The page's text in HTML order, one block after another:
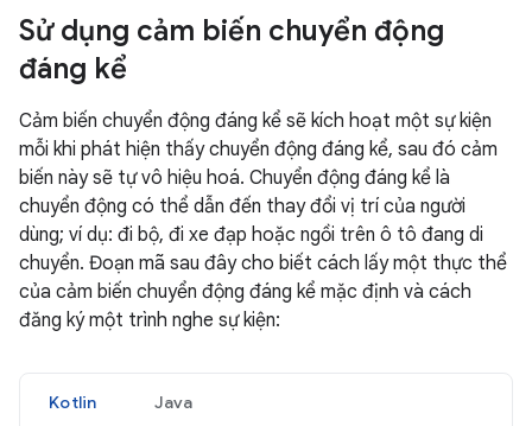
Sử dụng cảm biến chuyển động
đáng kể
Cảm biến chuyển động đáng kể sẽ kích hoạt một sự kiện
mỗi khi phát hiện thấy chuyển động đáng kể, sau đó cảm
biến này sẽ tự vô hiệu hoá. Chuyển động đáng kể là
chuyển động có thể dẫn đến thay đổi vị trí của người
dùng; ví dụ: đi bộ, đi xe đạp hoặc ngồi trên ô tô đang di
chuyển. Đoạn mã sau đây cho biết cách lấy một thực thể
của cảm biến chuyển động đáng kể mặc định và cách
đăng ký một trình nghe sự kiện:
Kotlin Java